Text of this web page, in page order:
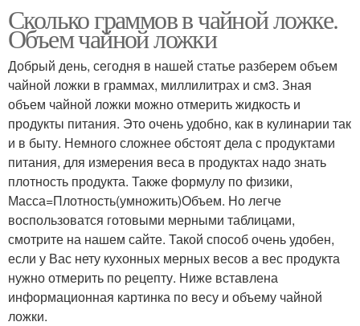
Сколько граммов в чайной ложке.
Объем чайной ложки
Добрый день, сегодня в нашей статье разберем объем
чайной ложки в граммах, миллилитрах и см3. Зная
объем чайной ложки можно отмерить жидкость и
продукты питания. Это очень удобно, как в кулинарии так
и в быту. Немного сложнее обстоят дела с продуктами
питания, для измерения веса в продуктах надо знать
плотность продукта. Также формулу по физики,
Масса=Плотность(умножить)Объем. Но легче
воспользоватся готовыми мерными таблицами,
смотрите на нашем сайте. Такой способ очень удобен,
если у Вас нету кухонных мерных весов а вес продукта
нужно отмерить по рецепту. Ниже вставлена
информационная картинка по весу и объему чайной
ложки.